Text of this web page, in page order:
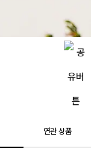
연관 상품